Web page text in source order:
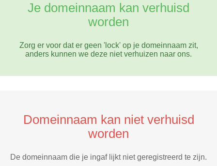
Je domeinnaam kan verhuisd
worden
Zorg er voor dat er geen 'lock' op je domeinnaam zit,
anders kunnen we deze niet verhuizen naar ons.
Domeinnaam kan niet verhuisd
worden
De domeinnaam die je ingaf lijkt niet geregistreerd te zijn.